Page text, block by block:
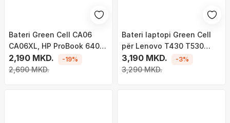
Bateri Green Cell CA06
CA06XL, HP ProBook 640
645 650 655 G1 (HP100)
2,190 MKD.
2,690 MKD.
-19%
Bateri laptopi Green Cell
për Lenovo T430 T530
W530
3,190 MKD.
3,290 MKD.
-3%